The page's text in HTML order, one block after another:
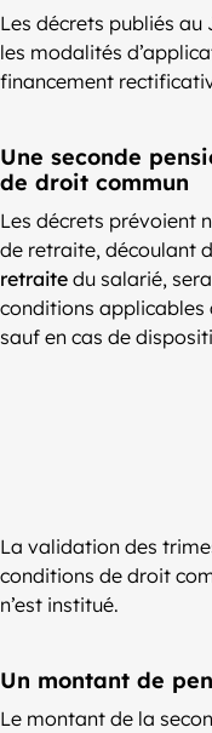
Les décrets publiés
les modalités
financement
Une seconde
de droit commun
Les décrets prévoient
de retraite, découlant
retraite du salarié,
conditions applicables
sauf en cas de
La validation des
conditions de droit
n’est institué.
Un montant de
Le montant de la